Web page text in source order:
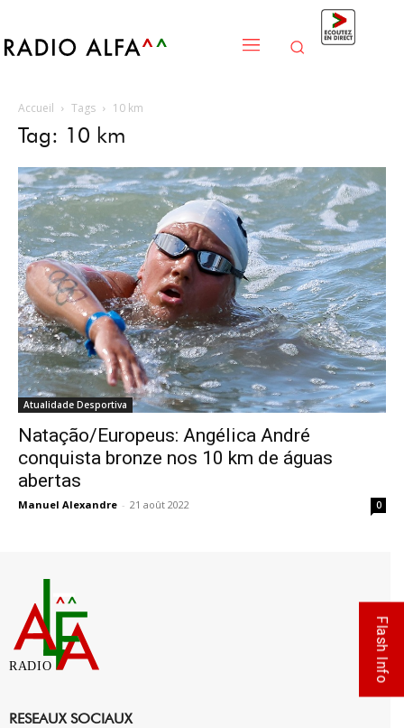
Accueil Tags 10 km
Tag: 10 km
Atualidade Desportiva
Natação/Europeus: Angélica André
conquista bronze nos 10 km de águas
abertas
Manuel Alexandre - 21 août 2022 0
RADIO
RESEAUX SOCIAUX
Flash Info